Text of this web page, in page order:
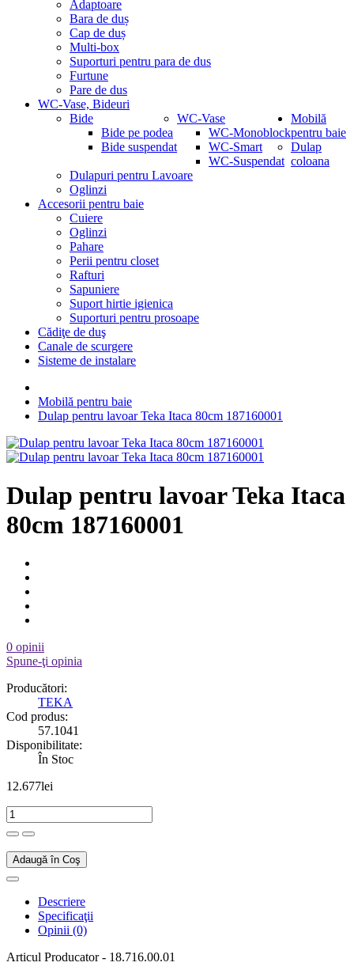
Adaptoare
Bara de duș
Cap de duș
Multi-box
Suporturi pentru para de dus
Furtune
Pare de dus
WC-Vase, Bideuri
Bide
Bide pe podea
Bide suspendat
WC-Vase
WC-Monoblock
WC-Smart
WC-Suspendat
Mobilă
pentru baie
Dulap
coloana
Dulapuri pentru Lavoare
Oglinzi
Accesorii pentru baie
Cuiere
Oglinzi
Pahare
Perii pentru closet
Rafturi
Sapuniere
Suport hirtie igienica
Suporturi pentru prosoape
Cădiţe de duş
Canale de scurgere
Sisteme de instalare
Mobilă pentru baie
Dulap pentru lavoar Teka Itaca 80cm 187160001
Dulap pentru lavoar Teka Itaca
80cm 187160001
0 opinii
Spune-ţi opinia
Producători:
TEKA
Cod produs:
57.1041
Disponibilitate:
În Stoc
12.677lei
Adaugă în Coş
Descriere
Specificaţii
Opinii (0)
Articul Producator - 18.716.00.01